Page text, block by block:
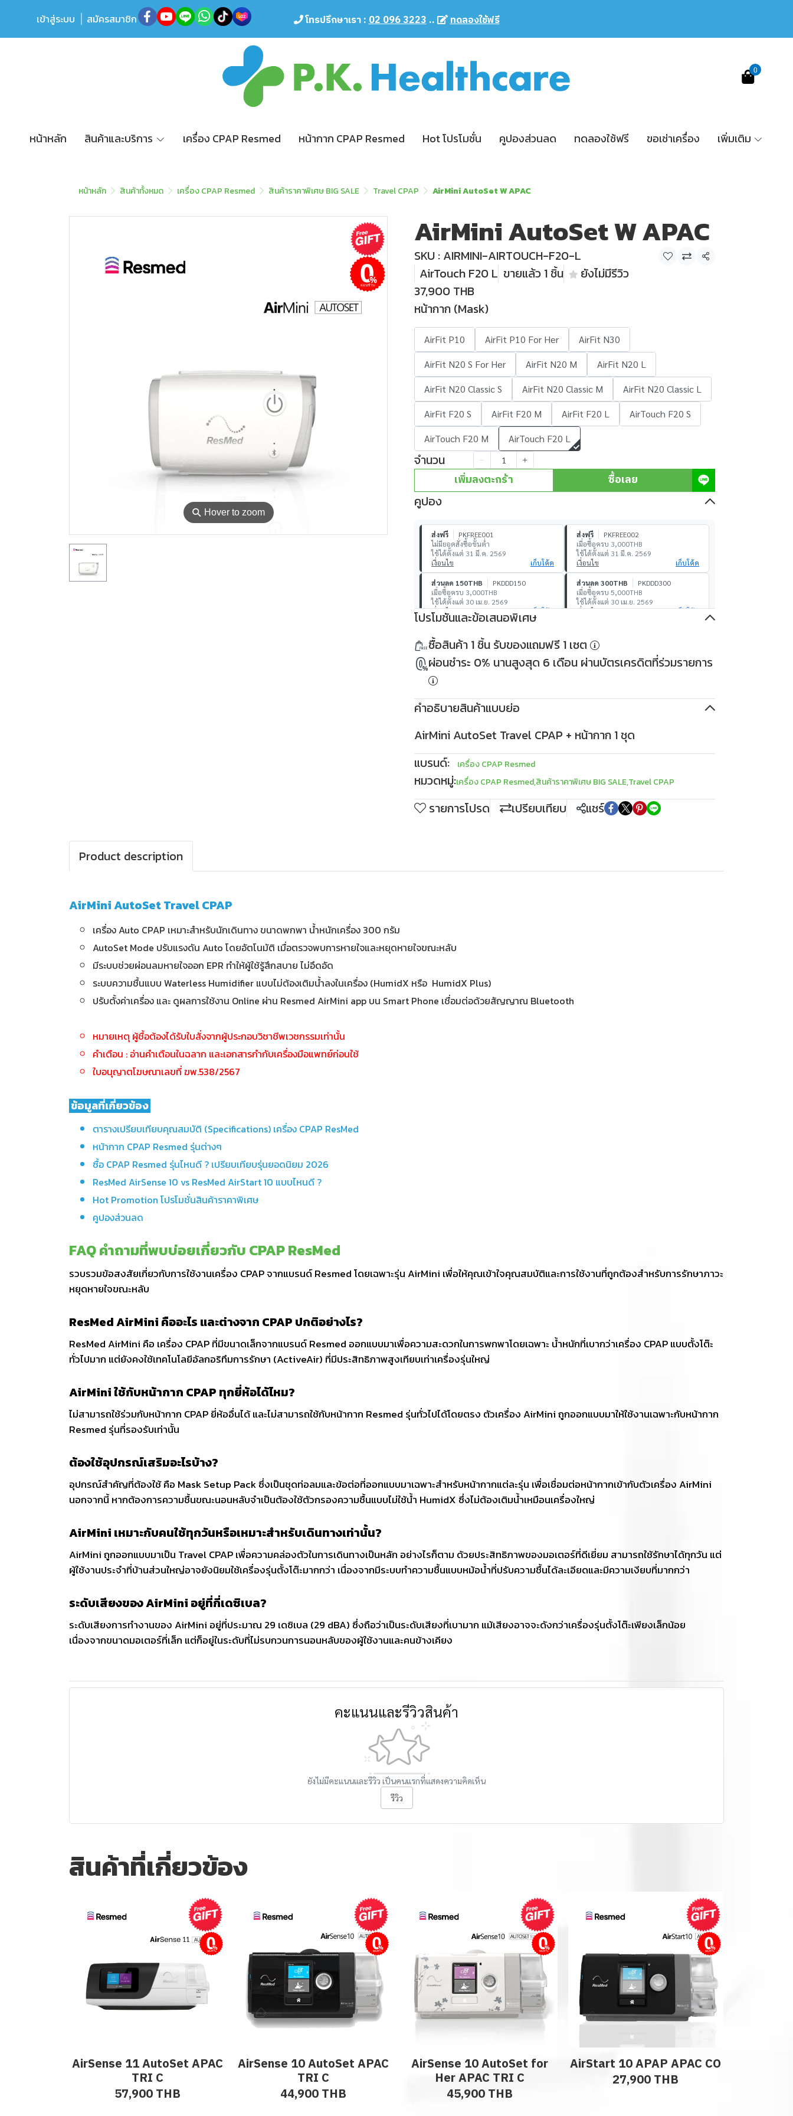
เข้าสู่ระบบ สมัครสมาชิก โทรปรึกษาเรา :02 096 3223.. ทดลองใช้ฟรี
0
หน้าหลัก สินค้าและบริการ เครื่อง CPAP Resmed หน้ากาก CPAP Resmed Hot โปรโมชั่น คูปองส่วนลด ทดลองใช้ฟรี ขอเช่าเครื่อง เพิ่มเติม
หน้าหลัก สินค้าทั้งหมด เครื่อง CPAP Resmed สินค้าราคาพิเศษ BIG SALE Travel CPAP AirMini AutoSet W APAC
⚲ Hover to zoom
ผ่อนชำระ
AirMini AutoSet W APAC
SKU : AIRMINI-AIRTOUCH-F20-L
AirTouch F20 L ขายแล้ว 1 ชิ้น ยังไม่มีรีวิว
แชร์
37,900 THB
หน้ากาก (Mask)
AirFit P10 AirFit P10 For Her
AirFit N30
AirFit N20 S For Her
AirFit N20 M
AirFit N20 L
AirFit N20 Classic S
AirFit N20 Classic M
AirFit N20 Classic L
AirFit F20 S
AirFit F20 M AirFit F20 L
AirTouch F20 S
AirTouch F20 M
AirTouch F20 L
จำนวน
เพิ่มลงตะกร้า
ซื้อเลย
คูปอง
ส่งฟรี
PKFREE001
ไม่มียอดสั่งซื้อขั้นต่ำ
ใช้ได้ตั้งแต่ 31 มี.ค. 2569
เงื่อนไข
เก็บโค้ด
ส่งฟรี
PKFREE002
เมื่อซื้อครบ 3,000THB
ใช้ได้ตั้งแต่ 31 มี.ค. 2569
เงื่อนไข
เก็บโค้ด
ส่วนลด 150THB
PKDDD150
เมื่อซื้อครบ 3,000THB
ใช้ได้ตั้งแต่ 30 เม.ย. 2569
เงื่อนไข
เก็บโค้ด
ส่วนลด 300THB
PKDDD300
เมื่อซื้อครบ 5,000THB
ใช้ได้ตั้งแต่ 30 เม.ย. 2569
เงื่อนไข
เก็บโค้ด
เมื่อซื้อครบ 10,000THB
ใช้ได้ตั้งแต่ 30 เม.ย. 2569
เงื่อนไข
เก็บโค้ด
เมื่อซื้อครบ 30,000THB
ใช้ได้ตั้งแต่ 30 เม.ย. 2569
เงื่อนไข
เก็บโค้ด
โปรโมชันและข้อเสนอพิเศษ
ซื้อสินค้า 1 ชิ้น รับของแถมฟรี 1 เซต
ผ่อนชำระ 0% นานสูงสุด 6 เดือน ผ่านบัตรเครดิตที่ร่วมรายการ
คำอธิบายสินค้าแบบย่อ
AirMini AutoSet Travel CPAP + หน้ากาก 1 ชุด
แบรนด์:
เครื่อง CPAP Resmed
หมวดหมู่:เครื่อง CPAP Resmed,สินค้าราคาพิเศษ BIG SALE,Travel CPAP
รายการโปรด เปรียบเทียบ แชร์
Product description
AirMini AutoSet Travel CPAP
เครื่อง Auto CPAP เหมาะสำหรับนักเดินทาง ขนาดพกพา น้ำหนักเครื่อง 300 กรัม
AutoSet Mode ปรับแรงดัน Auto โดยอัตโนมัติ เมื่อตรวจพบการหายใจและหยุดหายใจขณะหลับ
มีระบบช่วยผ่อนลมหายใจออก EPR ทำให้ผู้ใช้รู้สึกสบาย ไม่อึดอัด
ระบบความชื้นแบบ Waterless Humidifier แบบไม่ต้องเติมน้ำลงในเครื่อง (HumidX หรือ HumidX Plus)
ปรับตั้งค่าเครื่อง และ ดูผลการใช้งาน Online ผ่าน Resmed AirMini app บน Smart Phone เชื่อมต่อด้วยสัญญาณ Bluetooth
หมายเหตุ ผู้ชื้อต้องได้รับใบสั่งจากผู้ประกอบวิชาชีพเวชกรรมเท่านั้น
คำเตือน : อ่านคำเตือนในฉลาก และเอกสารกำกับเครื่องมือแพทย์ก่อนใช้
ใบอนุญาตโฆษณาเลขที่ ฆพ.538/2567
ข้อมูลที่เกี่ยวข้อง
ตารางเปรียบเทียบคุณสมบัติ (Specifications) เครื่อง CPAP ResMed
หน้ากาก CPAP Resmed รุ่นต่างๆ
ซื้อ CPAP Resmed รุ่นไหนดี ? เปรียบเทียบรุ่นยอดนิยม 2026
ResMed AirSense 10 vs ResMed AirStart 10 แบบไหนดี ?
Hot Promotion โปรโมชั่นสินค้าราคาพิเศษ
คูปองส่วนลด
FAQ คำถามที่พบบ่อยเกี่ยวกับ CPAP ResMed
รวบรวมข้อสงสัยเกี่ยวกับการใช้งานเครื่อง CPAP จากแบรนด์ Resmed โดยเฉพาะรุ่น AirMini เพื่อให้คุณเข้าใจคุณสมบัติและการใช้งานที่ถูกต้องสำหรับการรักษาภาวะ
หยุดหายใจขณะหลับ
ResMed AirMini คืออะไร และต่างจาก CPAP ปกติอย่างไร?
ResMed AirMini คือ เครื่อง CPAP ที่มีขนาดเล็กจากแบรนด์ Resmed ออกแบบมาเพื่อความสะดวกในการพกพาโดยเฉพาะ น้ำหนักที่เบากว่าเครื่อง CPAP แบบตั้งโต๊ะ
ทั่วไปมาก แต่ยังคงใช้เทคโนโลยีอัลกอริทึมการรักษา (ActiveAir) ที่มีประสิทธิภาพสูงเทียบเท่าเครื่องรุ่นใหญ่
AirMini ใช้กับหน้ากาก CPAP ทุกยี่ห้อได้ไหม?
ไม่สามารถใช้ร่วมกับหน้ากาก CPAP ยี่ห้ออื่นได้ และไม่สามารถใช้กับหน้ากาก Resmed รุ่นทั่วไปได้โดยตรง ตัวเครื่อง AirMini ถูกออกแบบมาให้ใช้งานเฉพาะกับหน้ากาก
Resmed รุ่นที่รองรับเท่านั้น
ต้องใช้อุปกรณ์เสริมอะไรบ้าง?
อุปกรณ์สำคัญที่ต้องใช้ คือ Mask Setup Pack ซึ่งเป็นชุดท่อลมและข้อต่อที่ออกแบบมาเฉพาะสำหรับหน้ากากแต่ละรุ่น เพื่อเชื่อมต่อหน้ากากเข้ากับตัวเครื่อง AirMini
นอกจากนี้ หากต้องการความชื้นขณะนอนหลับจำเป็นต้องใช้ตัวกรองความชื้นแบบไม่ใช้น้ำ HumidX ซึ่งไม่ต้องเติมน้ำเหมือนเครื่องใหญ่
AirMini เหมาะกับคนใช้ทุกวันหรือเหมาะสำหรับเดินทางเท่านั้น?
AirMini ถูกออกแบบมาเป็น Travel CPAP เพื่อความคล่องตัวในการเดินทางเป็นหลัก อย่างไรก็ตาม ด้วยประสิทธิภาพของมอเตอร์ที่ดีเยี่ยม สามารถใช้รักษาได้ทุกวัน แต่
ผู้ใช้งานประจำที่บ้านส่วนใหญ่อาจยังนิยมใช้เครื่องรุ่นตั้งโต๊ะมากกว่า เนื่องจากมีระบบทำความชื้นแบบหม้อน้ำที่ปรับความชื้นได้ละเอียดและมีความเงียบที่มากกว่า
ระดับเสียงของ AirMini อยู่ที่กี่เดซิเบล?
ระดับเสียงการทำงานของ AirMini อยู่ที่ประมาณ 29 เดซิเบล (29 dBA) ซึ่งถือว่าเป็นระดับเสียงที่เบามาก แม้เสียงอาจจะดังกว่าเครื่องรุ่นตั้งโต๊ะเพียงเล็กน้อย
เนื่องจากขนาดมอเตอร์ที่เล็ก แต่ก็อยู่ในระดับที่ไม่รบกวนการนอนหลับของผู้ใช้งานและคนข้างเคียง
คะแนนและรีวิวสินค้า
ยังไม่มีคะแนนและรีวิว เป็นคนแรกที่แสดงความคิดเห็น
รีวิว
สินค้าที่เกี่ยวข้อง
ผ่อนชำระ
AirSense 11 AutoSet APAC
TRI C
57,900 THB
ผ่อนชำระ
AirSense 10 AutoSet APAC
TRI C
44,900 THB
ผ่อนชำระ
AirSense 10 AutoSet for
Her APAC TRI C
45,900 THB
ผ่อนชำระ
AirStart 10 APAP APAC CO
27,900 THB